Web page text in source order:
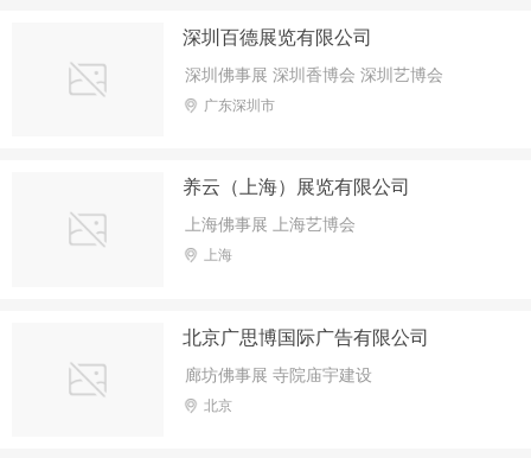
深圳百德展览有限公司
深圳佛事展 深圳香博会 深圳艺博会
广东深圳市
养云（上海）展览有限公司
上海佛事展 上海艺博会
上海
北京广思博国际广告有限公司
廊坊佛事展 寺院庙宇建设
北京